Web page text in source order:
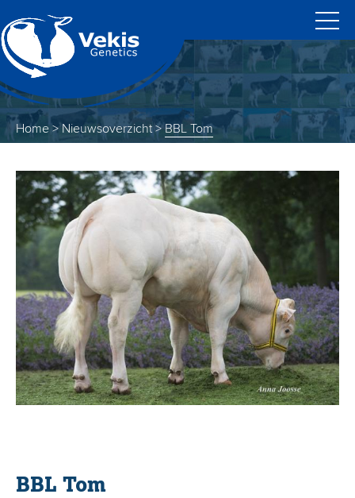
Home > Nieuwsoverzicht>BBL Tom
BBL Tom